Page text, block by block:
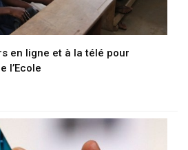
en ligne et à la télé pour
l’Ecole